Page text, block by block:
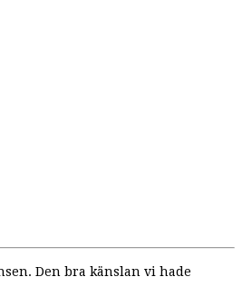
Den bra känslan vi hade